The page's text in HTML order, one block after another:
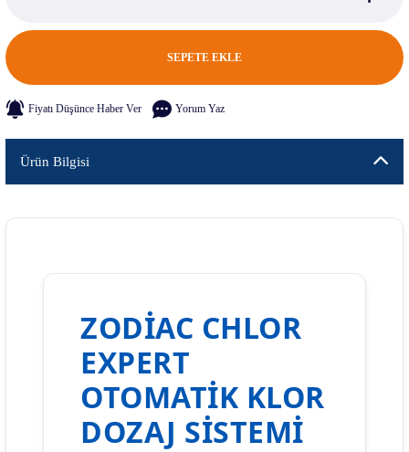
SEPETE EKLE
Fiyatı Düşünce Haber Ver Yorum Yaz
Ürün Bilgisi
ZODIAC CHLOR
EXPERT
OTOMATIK KLOR
DOZAJ SISTEMI